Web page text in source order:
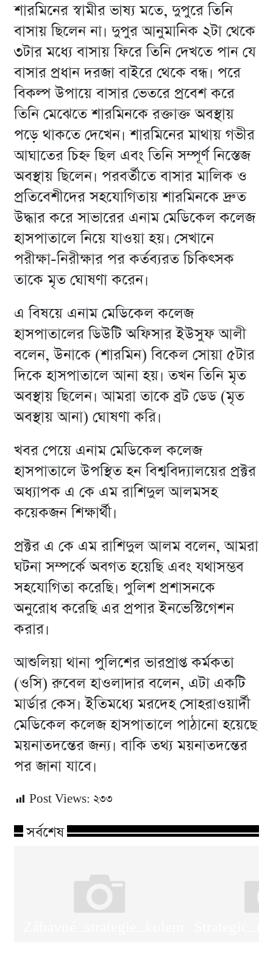
শারমিনের স্বামীর ভাষ্য মতে, দুপুরে তিনি
বাসায় ছিলেন না। দুপুর আনুমানিক ২টা থেকে
৩টার মধ্যে বাসায় ফিরে তিনি দেখতে পান যে
বাসার প্রধান দরজা বাইরে থেকে বন্ধ। পরে
বিকল্প উপায়ে বাসার ভেতরে প্রবেশ করে
তিনি মেঝেতে শারমিনকে রক্তাক্ত অবস্থায়
পড়ে থাকতে দেখেন। শারমিনের মাথায় গভীর
আঘাতের চিহ্ন ছিল এবং তিনি সম্পূর্ণ নিস্তেজ
অবস্থায় ছিলেন। ​পরবর্তীতে বাসার মালিক ও
প্রতিবেশীদের সহযোগিতায় শারমিনকে দ্রুত
উদ্ধার করে সাভারের এনাম মেডিকেল কলেজ
হাসপাতালে নিয়ে যাওয়া হয়। সেখানে
পরীক্ষা-নিরীক্ষার পর কর্তব্যরত চিকিৎসক
তাকে মৃত ঘোষণা করেন।
এ বিষয়ে এনাম মেডিকেল কলেজ
হাসপাতালের ডিউটি অফিসার ইউসুফ আলী
বলেন, উনাকে (শারমিন) বিকেল সোয়া ৫টার
দিকে হাসপাতালে আনা হয়। তখন তিনি মৃত
অবস্থায় ছিলেন। আমরা তাকে ব্রট ডেড (মৃত
অবস্থায় আনা) ঘোষণা করি।
খবর পেয়ে এনাম মেডিকেল কলেজ
হাসপাতালে উপস্থিত হন বিশ্ববিদ্যালয়ের প্রক্টর
অধ্যাপক এ কে এম রাশিদুল আলমসহ
কয়েকজন শিক্ষার্থী।
প্রক্টর এ কে এম রাশিদুল আলম বলেন, আমরা
ঘটনা সম্পর্কে অবগত হয়েছি এবং যথাসম্ভব
সহযোগিতা করেছি। পুলিশ প্রশাসনকে
অনুরোধ করেছি এর প্রপার ইনভেস্টিগেশন
করার।
আশুলিয়া থানা পুলিশের ভারপ্রাপ্ত কর্মকতা
(ওসি) রুবেল হাওলাদার বলেন, এটা একটি
মার্ডার কেস। ইতিমধ্যে মরদেহ সোহরাওয়ার্দী
মেডিকেল কলেজ হাসপাতালে পাঠানো হয়েছে
ময়নাতদন্তের জন্য। বাকি তথ্য ময়নাতদন্তের
পর জানা যাবে।
Post Views: ২৩৩
সর্বশেষ